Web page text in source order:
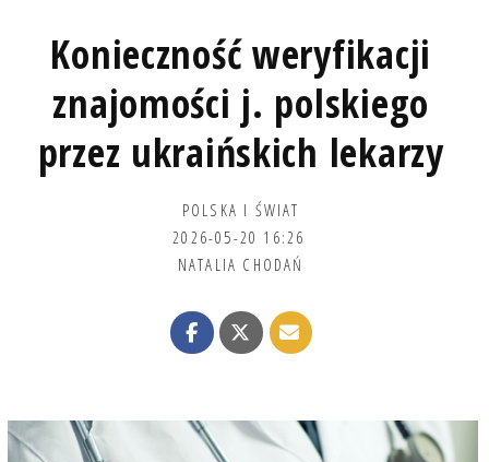
Konieczność weryfikacji
znajomości j. polskiego
przez ukraińskich lekarzy
POLSKA I ŚWIAT
2026-05-20 16:26
NATALIA CHODAŃ